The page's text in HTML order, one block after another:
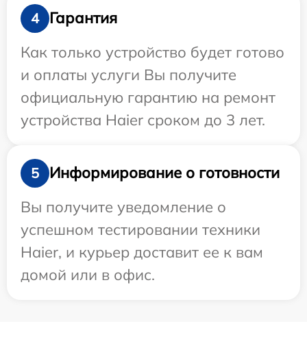
4
Гарантия
Как только устройство будет готово
и оплаты услуги Вы получите
официальную гарантию на ремонт
устройства Haier сроком до 3 лет.
5
Информирование о готовности
Вы получите уведомление о
успешном тестировании техники
Haier, и курьер доставит ее к вам
домой или в офис.